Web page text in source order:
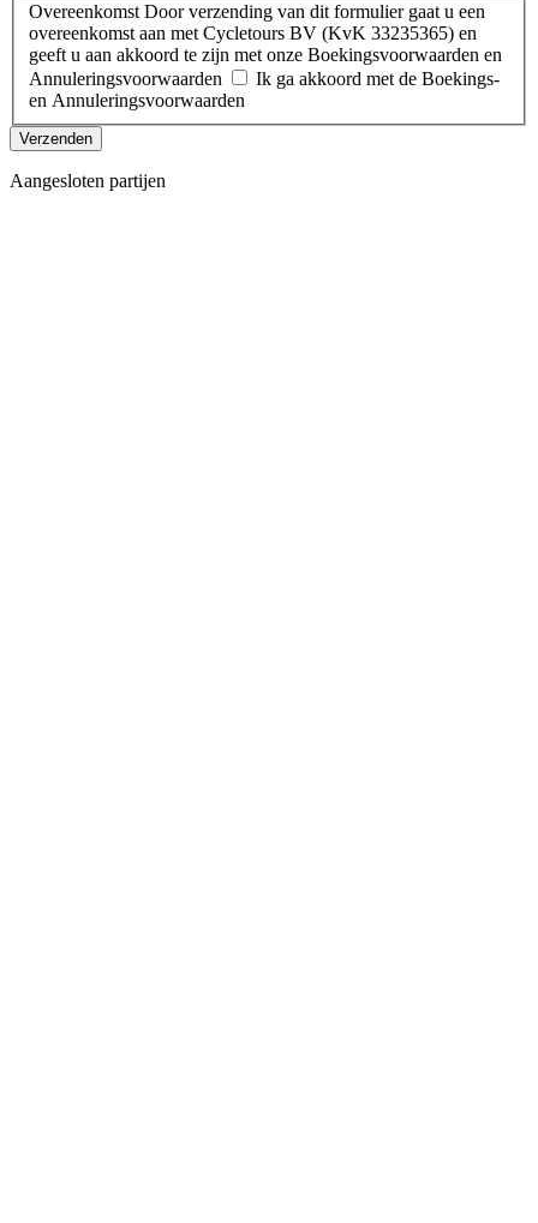
Overeenkomst Door verzending van dit formulier gaat u een
overeenkomst aan met Cycletours BV (KvK 33235365) en
geeft u aan akkoord te zijn met onze Boekingsvoorwaarden en
Annuleringsvoorwaarden
Ik ga akkoord met de Boekings-
en Annuleringsvoorwaarden
Verzenden
Aangesloten partijen